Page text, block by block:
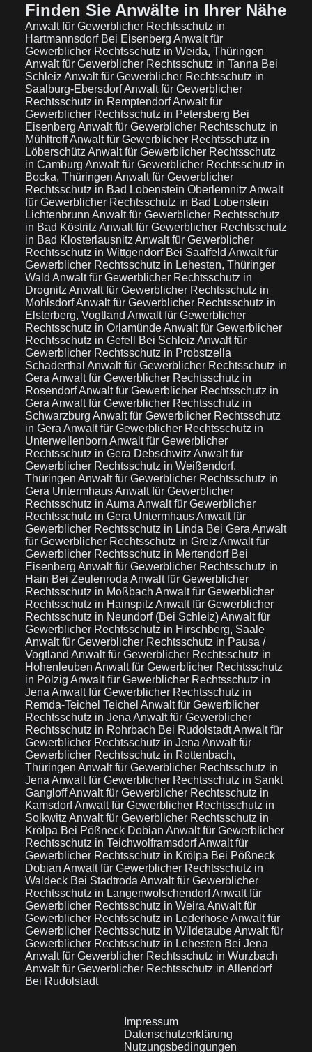
Finden Sie Anwälte in Ihrer Nähe
Anwalt für Gewerblicher Rechtsschutz in
Hartmannsdorf Bei Eisenberg Anwalt für
Gewerblicher Rechtsschutz in Weida, Thüringen
Anwalt für Gewerblicher Rechtsschutz in Tanna Bei
Schleiz Anwalt für Gewerblicher Rechtsschutz in
Saalburg-EbersdorfAnwalt für Gewerblicher
Rechtsschutz in RemptendorfAnwalt für
Gewerblicher Rechtsschutz in Petersberg Bei
Eisenberg Anwalt für Gewerblicher Rechtsschutz in
MühltroffAnwalt für Gewerblicher Rechtsschutz in
Löberschütz Anwalt für Gewerblicher Rechtsschutz
in Camburg Anwalt für Gewerblicher Rechtsschutz in
Bocka, Thüringen Anwalt für Gewerblicher
Rechtsschutz in Bad Lobenstein Oberlemnitz Anwalt
für Gewerblicher Rechtsschutz in Bad Lobenstein
Lichtenbrunn Anwalt für Gewerblicher Rechtsschutz
in Bad Köstritz Anwalt für Gewerblicher Rechtsschutz
in Bad Klosterlausnitz Anwalt für Gewerblicher
Rechtsschutz in Wittgendorf Bei Saalfeld Anwalt für
Gewerblicher Rechtsschutz in Lehesten, Thüringer
Wald Anwalt für Gewerblicher Rechtsschutz in
Drognitz Anwalt für Gewerblicher Rechtsschutz in
MohlsdorfAnwalt für Gewerblicher Rechtsschutz in
Elsterberg, Vogtland Anwalt für Gewerblicher
Rechtsschutz in OrlamündeAnwalt für Gewerblicher
Rechtsschutz in Gefell Bei Schleiz Anwalt für
Gewerblicher Rechtsschutz in Probstzella
Schaderthal Anwalt für Gewerblicher Rechtsschutz in
Gera Anwalt für Gewerblicher Rechtsschutz in
RosendorfAnwalt für Gewerblicher Rechtsschutz in
Gera Anwalt für Gewerblicher Rechtsschutz in
Schwarzburg Anwalt für Gewerblicher Rechtsschutz
in Gera Anwalt für Gewerblicher Rechtsschutz in
Unterwellenborn Anwalt für Gewerblicher
Rechtsschutz in Gera Debschwitz Anwalt für
Gewerblicher Rechtsschutz in Weißendorf,
Thüringen Anwalt für Gewerblicher Rechtsschutz in
Gera UntermhausAnwalt für Gewerblicher
Rechtsschutz in Auma Anwalt für Gewerblicher
Rechtsschutz in Gera UntermhausAnwalt für
Gewerblicher Rechtsschutz in Linda Bei Gera Anwalt
für Gewerblicher Rechtsschutz in Greiz Anwalt für
Gewerblicher Rechtsschutz in Mertendorf Bei
Eisenberg Anwalt für Gewerblicher Rechtsschutz in
Hain Bei Zeulenroda Anwalt für Gewerblicher
Rechtsschutz in Moßbach Anwalt für Gewerblicher
Rechtsschutz in Hainspitz Anwalt für Gewerblicher
Rechtsschutz in Neundorf (Bei Schleiz)Anwalt für
Gewerblicher Rechtsschutz in Hirschberg, Saale
Anwalt für Gewerblicher Rechtsschutz in Pausa /
Vogtland Anwalt für Gewerblicher Rechtsschutz in
Hohenleuben Anwalt für Gewerblicher Rechtsschutz
in Pölzig Anwalt für Gewerblicher Rechtsschutz in
Jena Anwalt für Gewerblicher Rechtsschutz in
Remda-Teichel Teichel Anwalt für Gewerblicher
Rechtsschutz in Jena Anwalt für Gewerblicher
Rechtsschutz in Rohrbach Bei RudolstadtAnwalt für
Gewerblicher Rechtsschutz in Jena Anwalt für
Gewerblicher Rechtsschutz in Rottenbach,
Thüringen Anwalt für Gewerblicher Rechtsschutz in
Jena Anwalt für Gewerblicher Rechtsschutz in Sankt
GangloffAnwalt für Gewerblicher Rechtsschutz in
KamsdorfAnwalt für Gewerblicher Rechtsschutz in
Solkwitz Anwalt für Gewerblicher Rechtsschutz in
Krölpa Bei Pößneck Dobian Anwalt für Gewerblicher
Rechtsschutz in TeichwolframsdorfAnwalt für
Gewerblicher Rechtsschutz in Krölpa Bei Pößneck
Dobian Anwalt für Gewerblicher Rechtsschutz in
Waldeck Bei Stadtroda Anwalt für Gewerblicher
Rechtsschutz in LangenwolschendorfAnwalt für
Gewerblicher Rechtsschutz in Weira Anwalt für
Gewerblicher Rechtsschutz in LederhoseAnwalt für
Gewerblicher Rechtsschutz in WildetaubeAnwalt für
Gewerblicher Rechtsschutz in Lehesten Bei Jena
Anwalt für Gewerblicher Rechtsschutz in Wurzbach
Anwalt für Gewerblicher Rechtsschutz in Allendorf
Bei Rudolstadt
Impressum
Datenschutzerklärung
Nutzungsbedingungen